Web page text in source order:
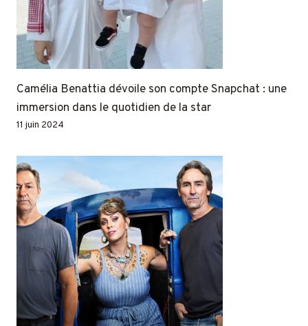
Camélia Benattia dévoile son compte Snapchat : une
immersion dans le quotidien de la star
11 juin 2024